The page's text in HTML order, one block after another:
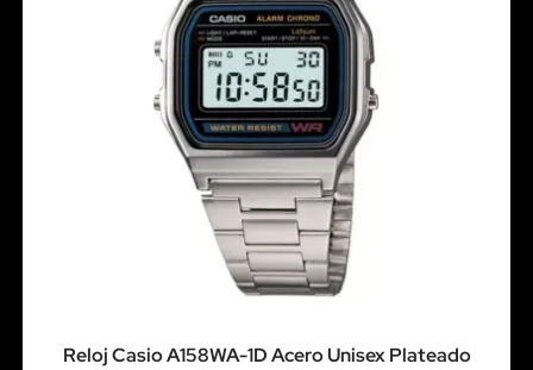
Reloj Casio A158WA-1D Acero Unisex Plateado